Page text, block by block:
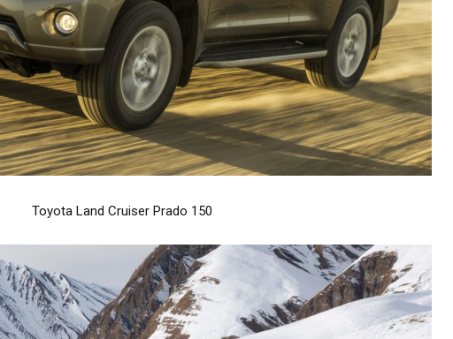
Toyota Land Cruiser Prado 150